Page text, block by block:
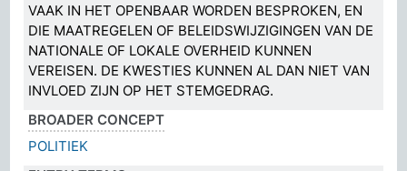
VAAK IN HET OPENBAAR WORDEN BESPROKEN, EN
DIE MAATREGELEN OF BELEIDSWIJZIGINGEN VAN DE
NATIONALE OF LOKALE OVERHEID KUNNEN
VEREISEN. DE KWESTIES KUNNEN AL DAN NIET VAN
INVLOED ZIJN OP HET STEMGEDRAG.
BROADER CONCEPT
POLITIEK